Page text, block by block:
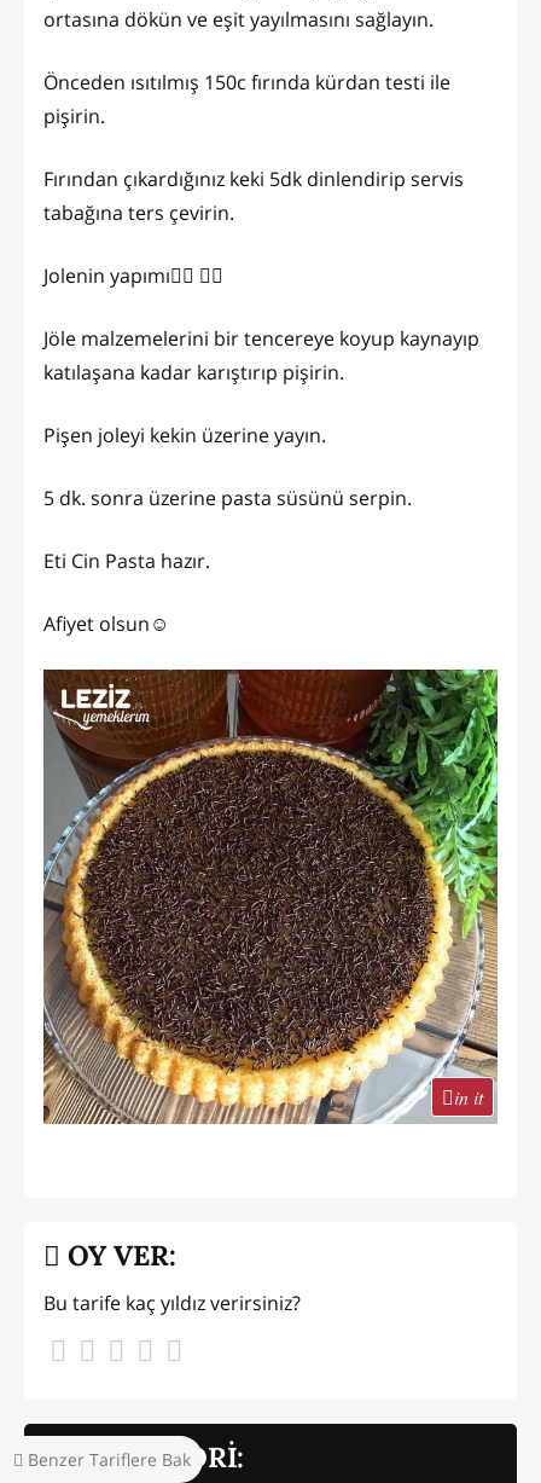
Benzer Tariflere Bak
ortasına dökün ve eşit yayılmasını sağlayın.
Önceden ısıtılmış 150c fırında kürdan testi ile
pişirin.
Fırından çıkardığınız keki 5dk dinlendirip servis
tabağına ters çevirin.
Jolenin yapımı👇🏼 👉🏻
Jöle malzemelerini bir tencereye koyup kaynayıp
katılaşana kadar karıştırıp pişirin.
Pişen joleyi kekin üzerine yayın.
5 dk. sonra üzerine pasta süsünü serpin.
Eti Cin Pasta hazır.
Afiyet olsun☺️
in it
KAÇ KALORİ:
OY VER:
Bu tarife kaç yıldız verirsiniz?